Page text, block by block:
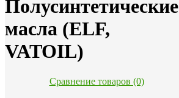
Полусинтетические
масла (ELF,
VATOIL)
Сравнение товаров (0)